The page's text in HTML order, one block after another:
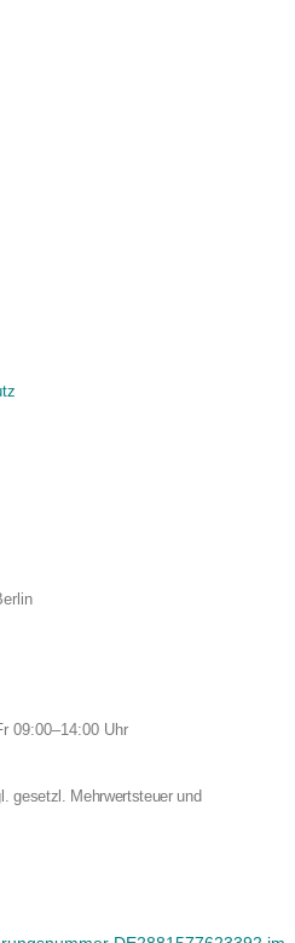
09:00–14:00 Uhr
gesetzl. Mehrwertsteuer und